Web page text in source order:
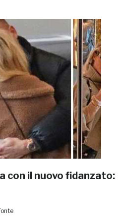
con il nuovo fidanzato: